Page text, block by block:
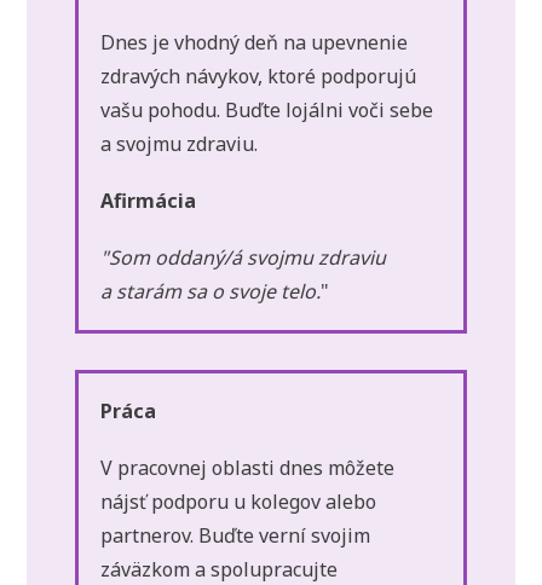
Dnes je vhodný deň na upevnenie
zdravých návykov, ktoré podporujú
vašu pohodu. Buďte lojálni voči sebe
a svojmu zdraviu.
Afirmácia
"Som oddaný/á svojmu zdraviu
a starám sa o svoje telo."
Práca
V pracovnej oblasti dnes môžete
nájsť podporu u kolegov alebo
partnerov. Buďte verní svojim
záväzkom a spolupracujte